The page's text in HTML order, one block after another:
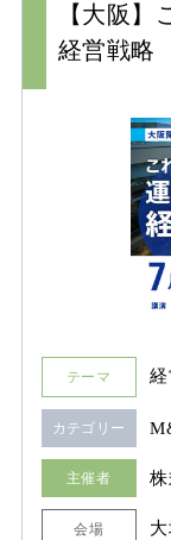
【大阪
経営戦略
カテゴリー
テーマ 経
主催者 株
会場